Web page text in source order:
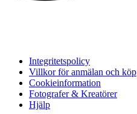
Integritetspolicy
Villkor för anmälan och köp
Cookieinformation
Fotografer & Kreatörer
Hjälp